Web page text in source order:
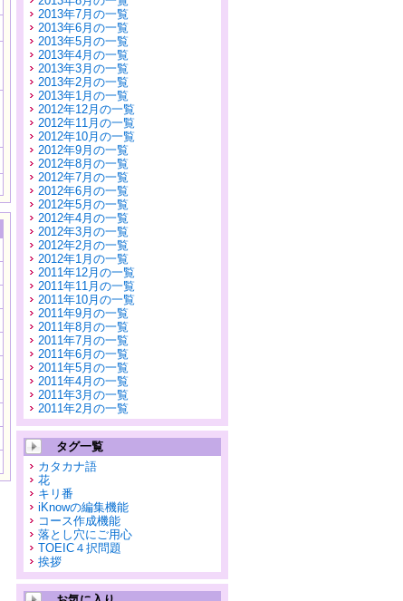
2013年7月の一覧
2013年6月の一覧
2013年5月の一覧
2013年4月の一覧
2013年3月の一覧
2013年2月の一覧
2013年1月の一覧
2012年12月の一覧
2012年11月の一覧
2012年10月の一覧
2012年9月の一覧
2012年8月の一覧
2012年7月の一覧
2012年6月の一覧
2012年5月の一覧
2012年4月の一覧
2012年3月の一覧
2012年2月の一覧
2012年1月の一覧
2011年12月の一覧
2011年11月の一覧
2011年10月の一覧
2011年9月の一覧
2011年8月の一覧
2011年7月の一覧
2011年6月の一覧
2011年5月の一覧
2011年4月の一覧
2011年3月の一覧
2011年2月の一覧
タグ一覧
カタカナ語
花
キリ番
iKnowの編集機能
コース作成機能
落とし穴にご用心
TOEIC４択問題
挨拶